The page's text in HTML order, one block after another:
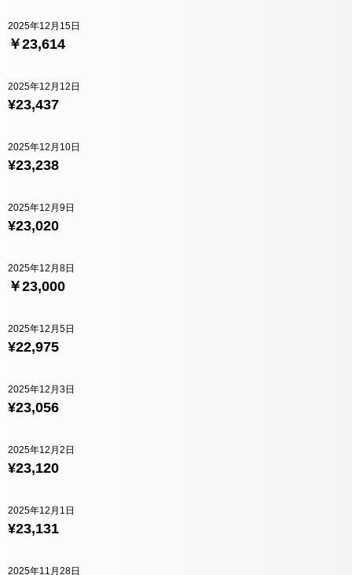
￥23,614
2025年12月15日
¥23,437
2025年12月12日
¥23,238
2025年12月10日
¥23,020
2025年12月9日
￥23,000
2025年12月8日
¥22,975
2025年12月5日
¥23,056
2025年12月3日
¥23,120
2025年12月2日
¥23,131
2025年12月1日
2025年11月28日